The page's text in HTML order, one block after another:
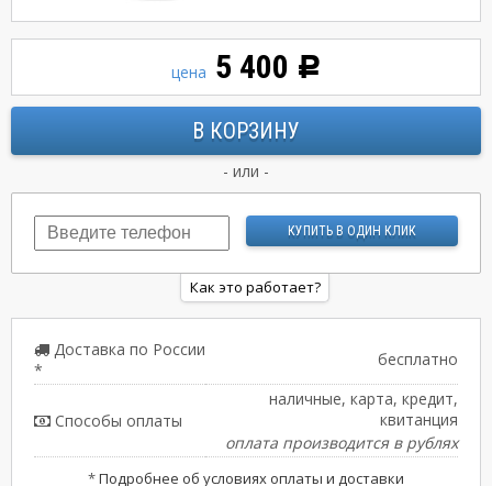
цена 5 400 Р
- или -
Как это работает?
Доставка по России
*
бесплатно
Способы оплаты
наличные, карта, кредит,
квитанция
оплата производится в рублях
*Подробнее об условиях оплаты и доставки